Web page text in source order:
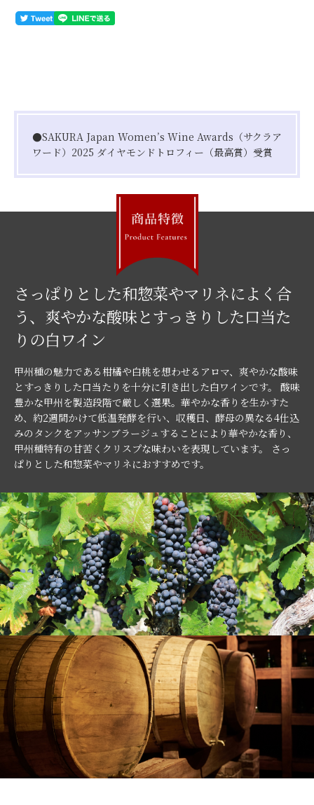
●SAKURA Japan Women’s Wine Awards（サクラア
ワード）2025 ダイヤモンドトロフィー（最高賞）受賞
さっぱりとした和惣菜やマリネによく合
う、爽やかな酸味とすっきりした口当た
りの白ワイン
甲州種の魅力である柑橘や白桃を想わせるアロマ、爽やかな酸味
とすっきりした口当たりを十分に引き出した白ワインです。 酸味
豊かな甲州を製造段階で厳しく選果。華やかな香りを生かすた
め、約2週間かけて低温発酵を行い、収穫日、酵母の異なる4仕込
みのタンクをアッサンブラージュすることにより華やかな香り、
甲州種特有の甘苦くクリスプな味わいを表現しています。 さっ
ぱりとした和惣菜やマリネにおすすめです。